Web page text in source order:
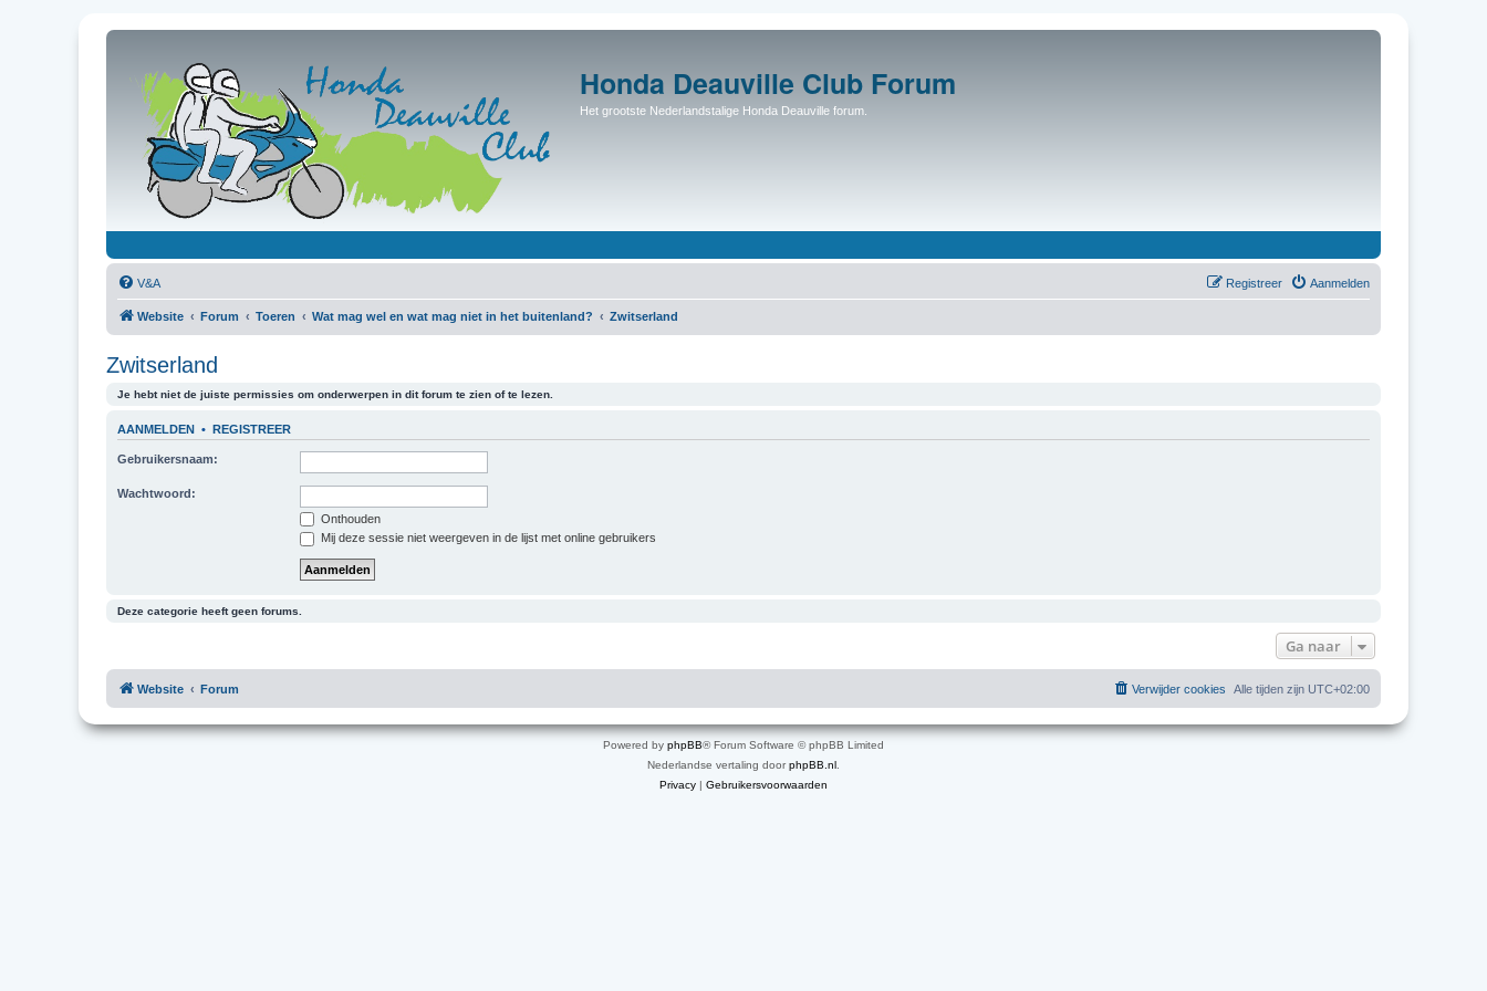
Honda Deauville Club Forum
Het grootste Nederlandstalige Honda Deauville forum.
V&A Aanmelden
Registreer
Website Forum Toeren Wat mag wel en wat mag niet in het buitenland? Zwitserland
Zwitserland
Je hebt niet de juiste permissies om onderwerpen in dit forum te zien of te lezen.
AANMELDEN • REGISTREER
Gebruikersnaam:
Wachtwoord:
Onthouden
Mij deze sessie niet weergeven in de lijst met online gebruikers
Deze categorie heeft geen forums.
Ga naar
Website Forum Alle tijden zijn UTC+02:00
Verwijder cookies
Powered by phpBB® Forum Software © phpBB Limited
Nederlandse vertaling doorphpBB.nl
Privacy | Gebruikersvoorwaarden